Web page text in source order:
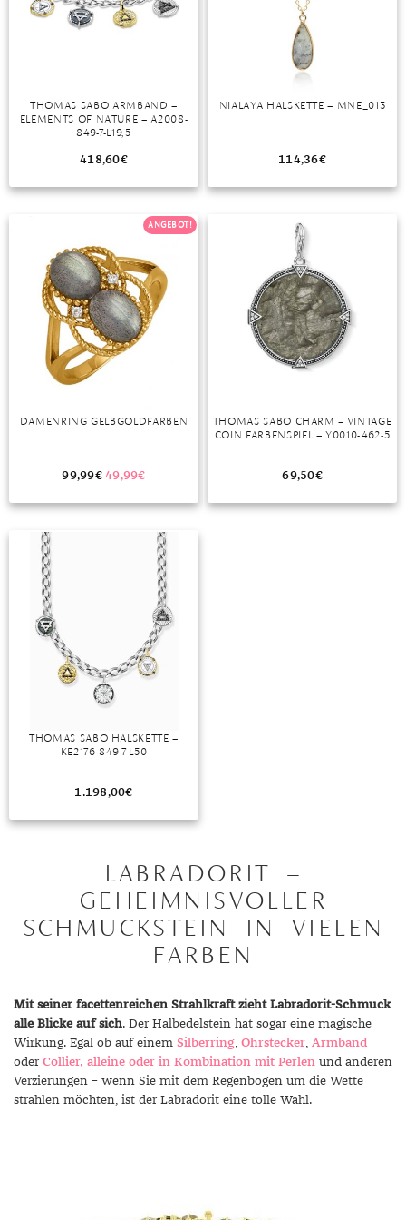
MONDSTEIN
OPAL
PERIDOT
ROSENQUARZ
RUBIN
SAPHIR
SMARAGD
THOMAS SABO ARMBAND –
ELEMENTS OF NATURE – A2008-
849-7-L19,5
418,60€
NIALAYA HALSKETTE – MNE_013
114,36€
ANGEBOT!
DAMENRING GELBGOLDFARBEN
99,99€ 49,99€
THOMAS SABO CHARM – VINTAGE
COIN FARBENSPIEL – Y0010-462-5
69,50€
THOMAS SABO HALSKETTE –
KE2176-849-7-L50
1.198,00€
LABRADORIT –
GEHEIMNISVOLLER
SCHMUCKSTEIN IN VIELEN
FARBEN
Mit seiner facettenreichen Strahlkraft zieht Labradorit-Schmuck
alle Blicke auf sich. Der Halbedelstein hat sogar eine magische
Wirkung. Egal ob auf einem Silberring Ohrstecker Armband
oder Collier, alleine oder in Kombination mit Perlen und anderen
Verzierungen – wenn Sie mit dem Regenbogen um die Wette
strahlen möchten, ist der Labradorit eine tolle Wahl.